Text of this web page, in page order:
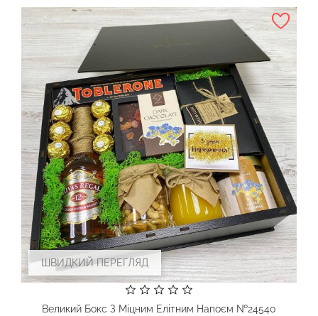
ШВИДКИЙ ПЕРЕГЛЯД
Великий Бокс З Міцним Елітним Напоєм №24540